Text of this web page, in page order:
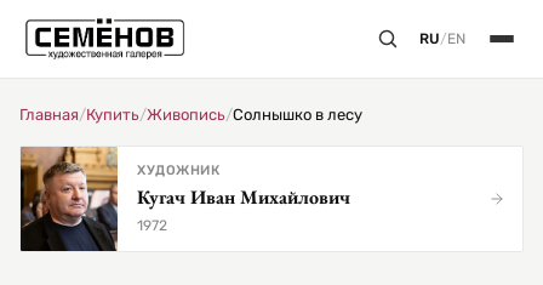
RU/EN
Главная/Купить/Живопись/Солнышко в лесу
ХУДОЖНИК
Кугач Иван Михайлович
1972